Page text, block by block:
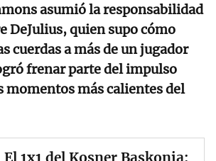
asumió la responsabilidad
DeJulius, quien supo cómo
cuerdas a más de un jugador
frenar parte del impulso
momentos más calientes del
El 1x1 del Kosner Baskonia: